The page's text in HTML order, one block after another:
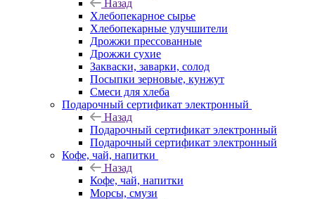
Назад
Хлебопекарное сырье
Хлебопекарные улучшители
Дрожжи прессованные
Дрожжи сухие
Закваски, заварки, солод
Посыпки зерновые, кунжут
Смеси для хлеба
Подарочный сертификат электронный
Назад
Подарочный сертификат электронный
Подарочный сертификат электронный
Кофе, чай, напитки
Назад
Кофе, чай, напитки
Морсы, смузи